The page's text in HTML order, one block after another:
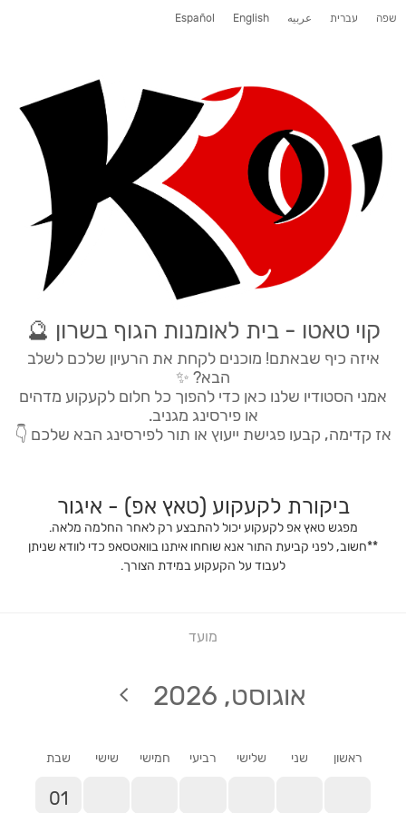
שפה עברית عربيه English
Español
קוי טאטו - בית לאומנות הגוף בשרון 🔮
איזה כיף שבאתם! מוכנים לקחת את הרעיון שלכם לשלב
הבא? ✨
אמני הסטודיו שלנו כאן כדי להפוך כל חלום לקעקוע מדהים
או פירסינג מגניב.
אז קדימה, קבעו פגישת ייעוץ או תור לפירסינג הבא שלכם 👇
ביקורת לקעקוע (טאץ אפ) - איגור
מפגש טאץ אפ לקעקוע יכול להתבצע רק לאחר החלמה מלאה.
**חשוב, לפני קביעת התור אנא שוחחו איתנו בוואטסאפ כדי לוודא שניתן
לעבוד על הקעקוע במידת הצורך.
מועד
אוגוסט, 2026
ראשון שני שלישי רביעי חמישי שישי שבת
01